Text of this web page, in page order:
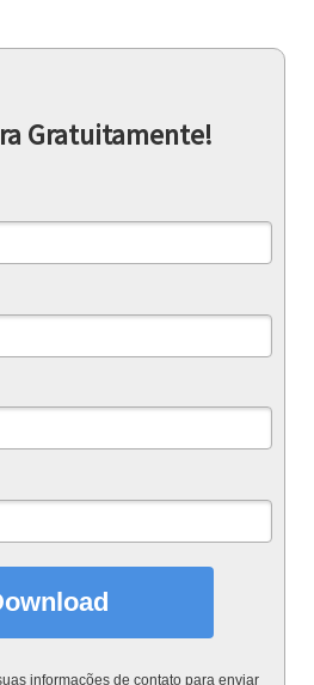
Gratuitamente!
informações de contato para enviar